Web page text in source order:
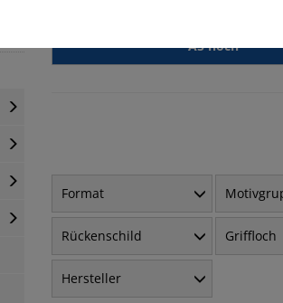
A5 hoch
Format
Rückenschild Griffloch
Hersteller